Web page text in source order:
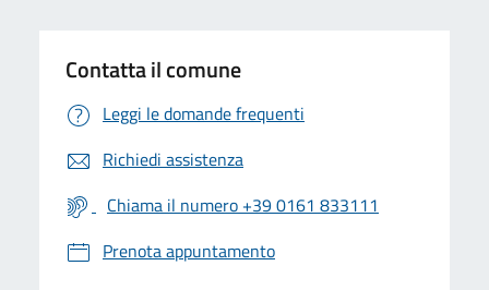
Contatta il comune
Leggi le domande frequenti
Richiedi assistenza
Chiama il numero +39 0161 833111
Prenota appuntamento